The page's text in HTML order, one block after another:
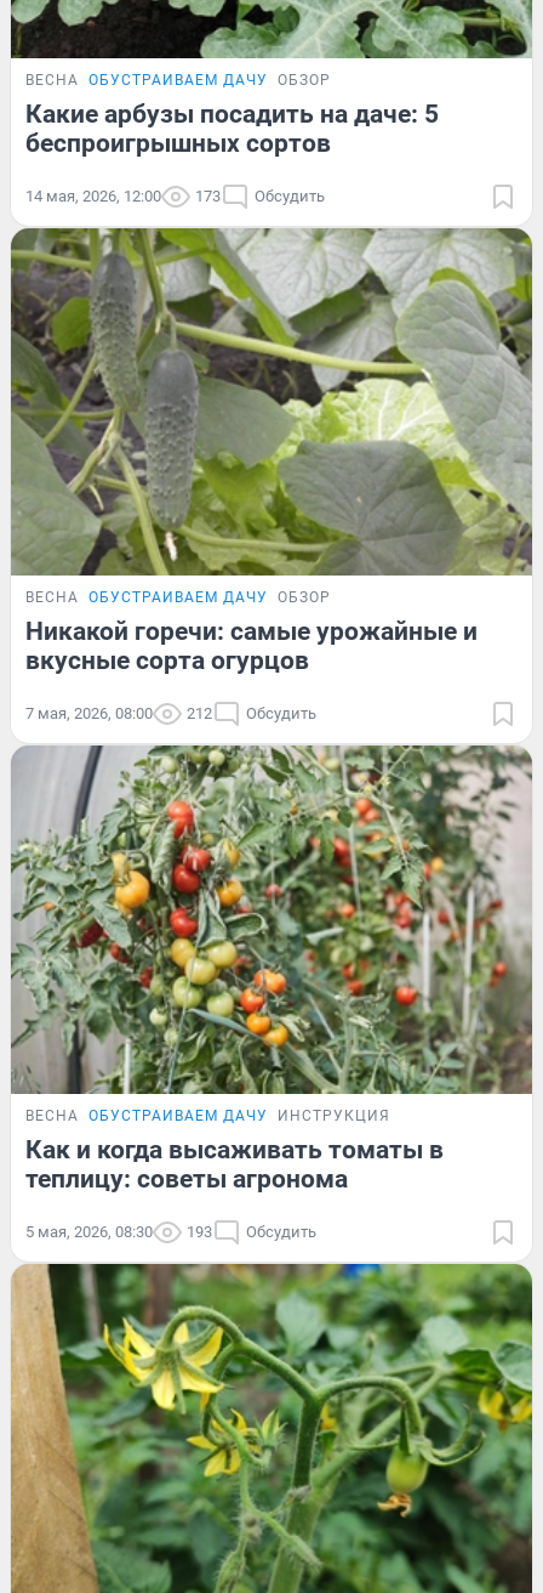
ВЕСНА ОБУСТРАИВАЕМ ДАЧУ ОБЗОР
Какие арбузы посадить на даче: 5
беспроигрышных сортов
14 мая, 2026, 12:00 173 Обсудить
ВЕСНА ОБУСТРАИВАЕМ ДАЧУ ОБЗОР
Никакой горечи: самые урожайные и
вкусные сорта огурцов
7 мая, 2026, 08:00 212 Обсудить
ВЕСНА ОБУСТРАИВАЕМ ДАЧУ ИНСТРУКЦИЯ
Как и когда высаживать томаты в
теплицу: советы агронома
5 мая, 2026, 08:30 193 Обсудить